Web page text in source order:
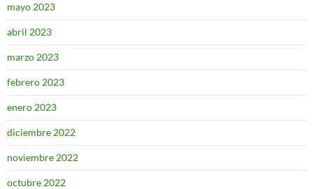
mayo 2023
abril 2023
marzo 2023
febrero 2023
enero 2023
diciembre 2022
noviembre 2022
octubre 2022